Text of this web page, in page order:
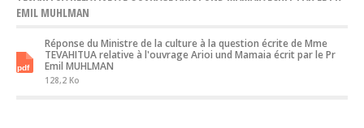
EMIL MUHLMAN
Réponse du Ministre de la culture à la question écrite de Mme
TEVAHITUA relative à l'ouvrage Arioi und Mamaia écrit par le Pr
Emil MUHLMAN
128,2 Ko